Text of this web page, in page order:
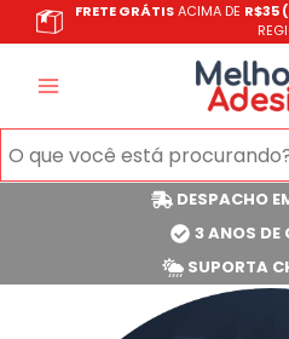
para
FRETE GRÁTISACIMA DE R$35
DESPACHO
3 ANOS DE
SUPORTA